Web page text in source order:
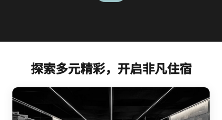
探索多元精彩，开启非凡住宿